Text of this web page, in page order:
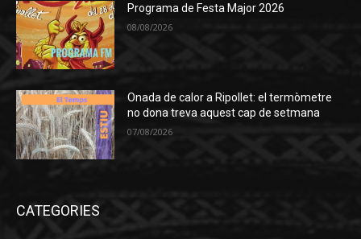
Programa de Festa Major 2026
08/08/2026
Onada de calor a Ripollet: el termòmetre
no dona treva aquest cap de setmana
07/08/2026
CATEGORIES